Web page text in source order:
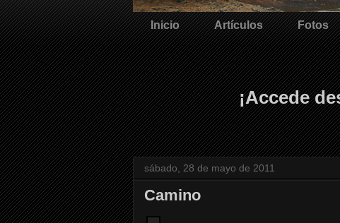
Inicio Artículos Fotos
¡Accede
sábado, 28 de mayo de 2011
Camino